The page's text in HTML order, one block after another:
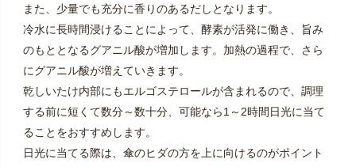
また、少量でも充分に香りのあるだしとなります。
冷水に長時間浸けることによって、酵素が活発に働き、旨み
のもととなるグアニル酸が増加します。加熱の過程で、さら
にグアニル酸が増えていきます。
乾しいたけ内部にもエルゴステロールが含まれるので、調理
する前に短くて数分～数十分、可能なら1～2時間日光に当て
ることをおすすめします。
日光に当てる際は、傘のヒダの方を上に向けるのがポイント